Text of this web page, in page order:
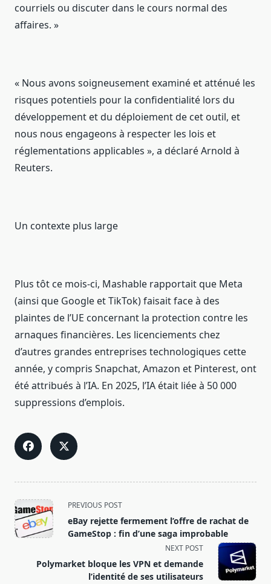
courriels ou discuter dans le cours normal des
affaires. »
« Nous avons soigneusement examiné et atténué les
risques potentiels pour la confidentialité lors du
développement et du déploiement de cet outil, et
nous nous engageons à respecter les lois et
réglementations applicables », a déclaré Arnold à
Reuters.
Un contexte plus large
Plus tôt ce mois-ci, Mashable rapportait que Meta
(ainsi que Google et TikTok) faisait face à des
plaintes de l’UE concernant la protection contre les
arnaques financières. Les licenciements chez
d’autres grandes entreprises technologiques cette
année, y compris Snapchat, Amazon et Pinterest, ont
été attribués à l’IA. En 2025, l’IA était liée à 50 000
suppressions d’emplois.
<span
class="nav-
subtitle
reader-
text">Page</span>
PREVIOUS POST
eBay rejette fermement l’offre de rachat de
GameStop : fin d’une saga improbable
NEXT POST
Polymarket bloque les VPN et demande
l’identité de ses utilisateurs